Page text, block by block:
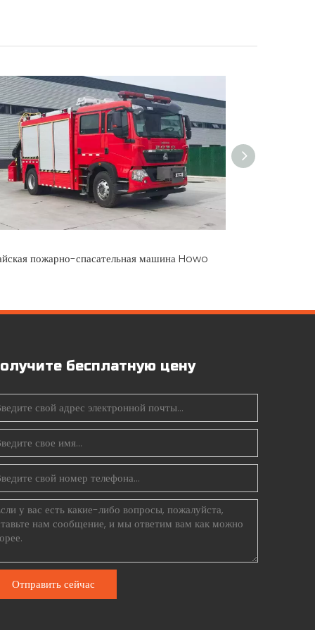
пожарно-спасательная машина Howo
бесплатную цену
Отправить сейчас